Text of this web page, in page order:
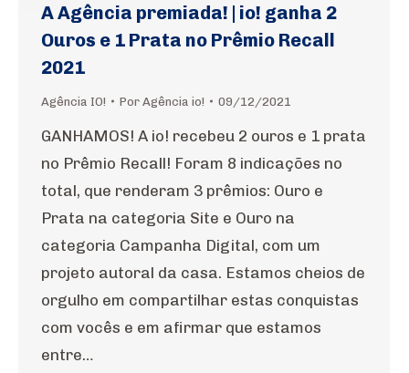
A Agência premiada! | io! ganha 2
Ouros e 1 Prata no Prêmio Recall
2021
Agência IO! Por Agência io! 09/12/2021
GANHAMOS! A io! recebeu 2 ouros e 1 prata
no Prêmio Recall! Foram 8 indicações no
total, que renderam 3 prêmios: Ouro e
Prata na categoria Site e Ouro na
categoria Campanha Digital, com um
projeto autoral da casa. Estamos cheios de
orgulho em compartilhar estas conquistas
com vocês e em afirmar que estamos
entre…